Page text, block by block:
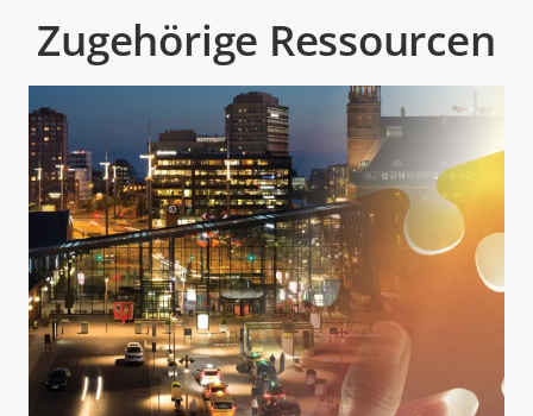
Zugehörige Ressourcen